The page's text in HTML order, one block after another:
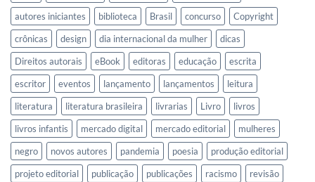
autores iniciantes
biblioteca Brasil concurso
Copyright
crônicas
design dia internacional da mulher
dicas
Direitos autorais
eBook editoras educação
escrita
escritor
eventos lançamento lançamentos
leitura
literatura
literatura brasileira livrarias Livro
livros
livros infantis
mercado digital mercado editorial
mulheres
negro
novos autores pandemia poesia
produção editorial
projeto editorial
publicação publicações racismo
revisão